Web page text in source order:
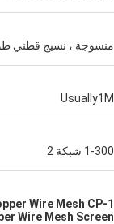
منسوجة ، نسيج قطني
Usually1M
1-300 شبكة 2
Wire Mesh CP-1
Wire Mesh Screen